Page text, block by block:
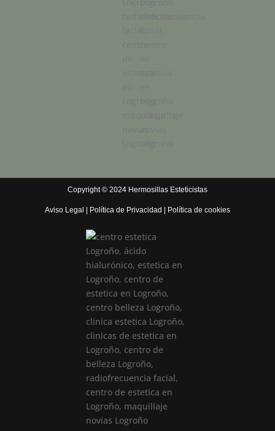
Copyright © 2024 Hermosillas Esteticistas
Aviso Legal Política de Privacidad Política de cookies